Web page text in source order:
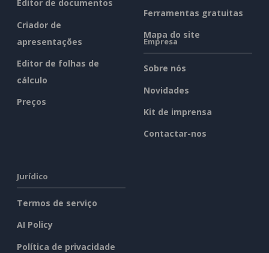
Editor de documentos
Criador de
apresentações
Editor de folhas de
cálculo
Preços
Ferramentas gratuitas
Mapa do site
Empresa
Sobre nós
Novidades
Kit de imprensa
Contactar-nos
Jurídico
Termos de serviço
AI Policy
Política de privacidade